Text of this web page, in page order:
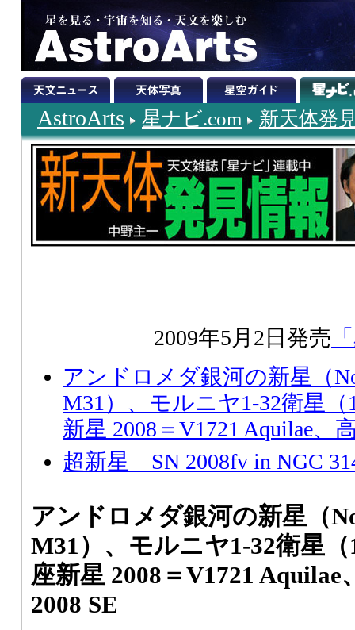
AstroArts 星ナビ.com 新天体発
2009年5月2日発売
アンドロメダ銀河の新星（
M31）、モルニヤ1-32衛星（
新星 2008＝V1721 Aquilae、
超新星 SN 2008fv in NGC
アンドロメダ銀河の新星（
M31）、モルニヤ1-32衛星
座新星 2008＝V1721 Aquilae
2008 SE